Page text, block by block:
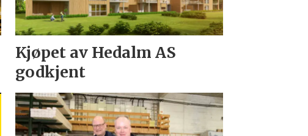
Kjøpet av Hedalm AS
godkjent